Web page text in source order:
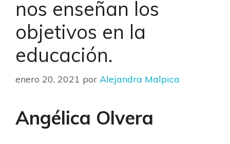
nos enseñan los
objetivos en la
educación.
enero 20, 2021 por Alejandra Malpica
Angélica Olvera